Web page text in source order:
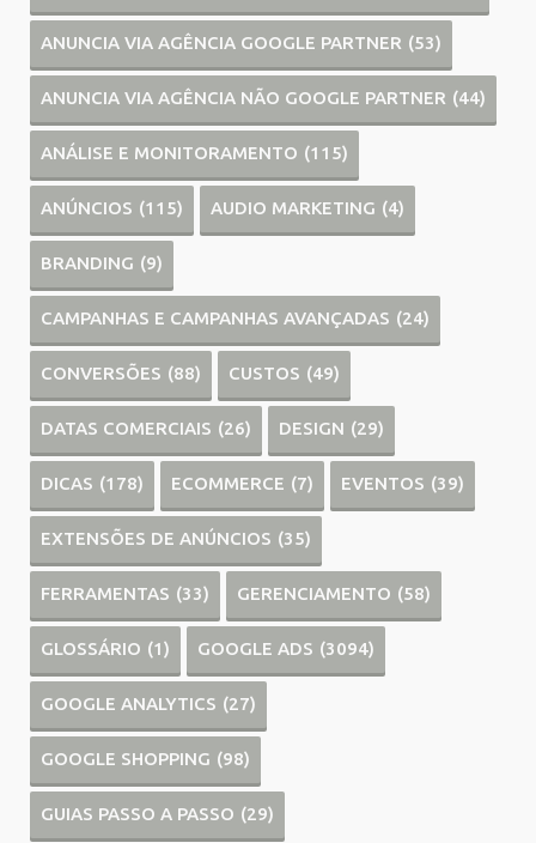
ANUNCIA VIA AGÊNCIA GOOGLE PARTNER (53)
ANUNCIA VIA AGÊNCIA NÃO GOOGLE PARTNER (44)
ANÁLISE E MONITORAMENTO (115)
ANÚNCIOS (115) AUDIO MARKETING (4)
BRANDING (9)
CAMPANHAS E CAMPANHAS AVANÇADAS (24)
CONVERSÕES (88) CUSTOS (49)
DATAS COMERCIAIS (26) DESIGN (29)
DICAS (178) ECOMMERCE (7) EVENTOS (39)
EXTENSÕES DE ANÚNCIOS (35)
FERRAMENTAS (33) GERENCIAMENTO (58)
GLOSSÁRIO (1) GOOGLE ADS (3094)
GOOGLE ANALYTICS (27)
GOOGLE SHOPPING (98)
GUIAS PASSO A PASSO (29)